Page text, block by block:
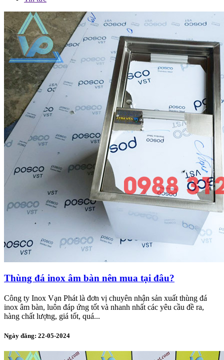
Thùng đá inox âm bàn nên mua tại đâu?
Công ty Inox Vạn Phát là đơn vị chuyên nhận sản xuất thùng đá
inox âm bàn, luôn đáp ứng tốt và nhanh nhất các yêu cầu đề ra,
hàng chất lượng, giá tốt, quá...
Ngày đăng: 22-05-2024